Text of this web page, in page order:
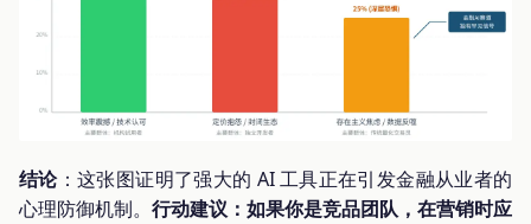
结论：这张图证明了强大的 AI 工具正在引发金融从业者的
心理防御机制。 行动建议：如果你是竞品团队，在营销时应